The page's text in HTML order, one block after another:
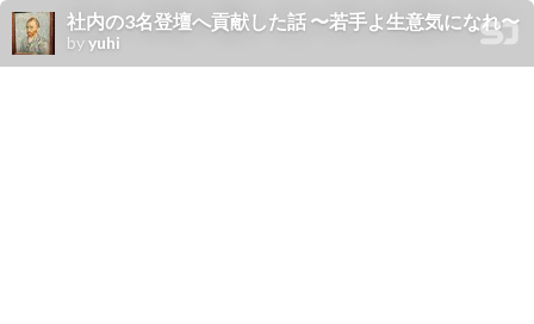
社内の3名登壇へ貢献した話 〜若手よ生意気になれ〜
byyuhi